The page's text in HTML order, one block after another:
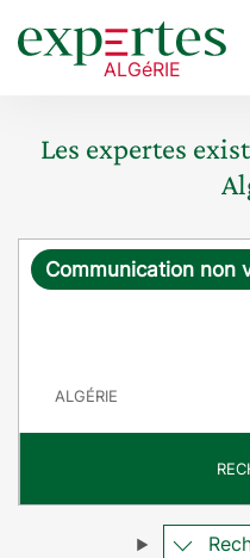
Les expertes
R
ê
e
Communication non